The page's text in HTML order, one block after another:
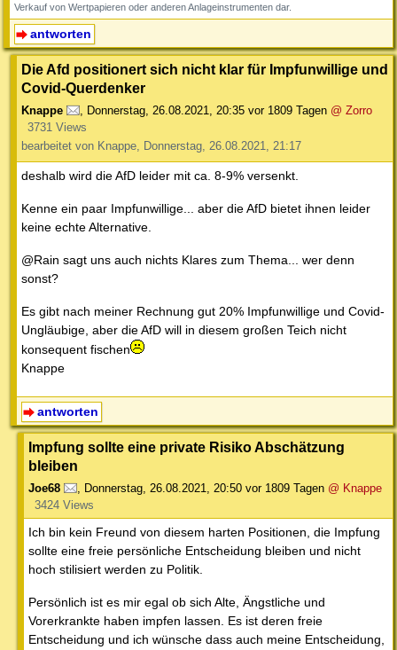
Verkauf von Wertpapieren oder anderen Anlageinstrumenten dar.
antworten
Die Afd positionert sich nicht klar für Impfunwillige und
Covid-Querdenker
Knappe , Donnerstag, 26.08.2021, 20:35 vor 1809 Tagen @ Zorro
3731 Views
bearbeitet von Knappe, Donnerstag, 26.08.2021, 21:17
deshalb wird die AfD leider mit ca. 8-9% versenkt.
Kenne ein paar Impfunwillige... aber die AfD bietet ihnen leider
keine echte Alternative.
@Rain sagt uns auch nichts Klares zum Thema... wer denn
sonst?
Es gibt nach meiner Rechnung gut 20% Impfunwillige und Covid-
Ungläubige, aber die AfD will in diesem großen Teich nicht
konsequent fischen
Knappe
antworten
Impfung sollte eine private Risiko Abschätzung
bleiben
Joe68 , Donnerstag, 26.08.2021, 20:50 vor 1809 Tagen @ Knappe
3424 Views
Ich bin kein Freund von diesem harten Positionen, die Impfung
sollte eine freie persönliche Entscheidung bleiben und nicht
hoch stilisiert werden zu Politik.
Persönlich ist es mir egal ob sich Alte, Ängstliche und
Vorerkrankte haben impfen lassen. Es ist deren freie
Entscheidung und ich wünsche dass auch meine Entscheidung,